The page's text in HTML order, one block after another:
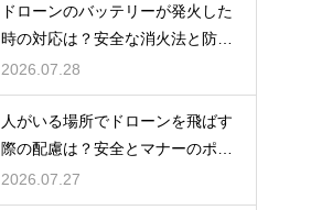
ドローンのバッテリーが発火した
時の対応は？安全な消火法と防止
策を解説
2026.07.28
人がいる場所でドローンを飛ばす
際の配慮は？安全とマナーのポイ
ント
2026.07.27